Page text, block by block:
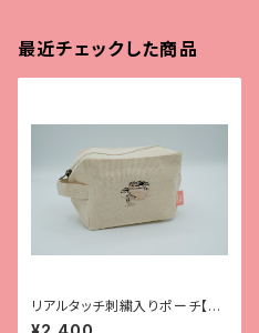
最近チェックした商品
リアルタッチ刺繍入りポーチ【レ
オパ（スーパーマックスノー）】